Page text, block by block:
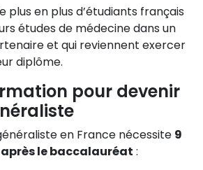
en plus d’étudiants français
études de médecine dans un
et qui reviennent exercer
diplôme.
pour devenir
en France nécessite 9
après le baccalauréat :